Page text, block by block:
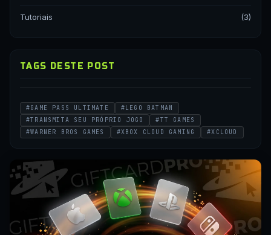
Tutoriais (3)
TAGS DESTE POST
#GAME PASS ULTIMATE
#LEGO BATMAN
#TRANSMITA SEU PRÓPRIO JOGO
#TT GAMES
#WARNER BROS GAMES
#XBOX CLOUD GAMING #XCLOUD